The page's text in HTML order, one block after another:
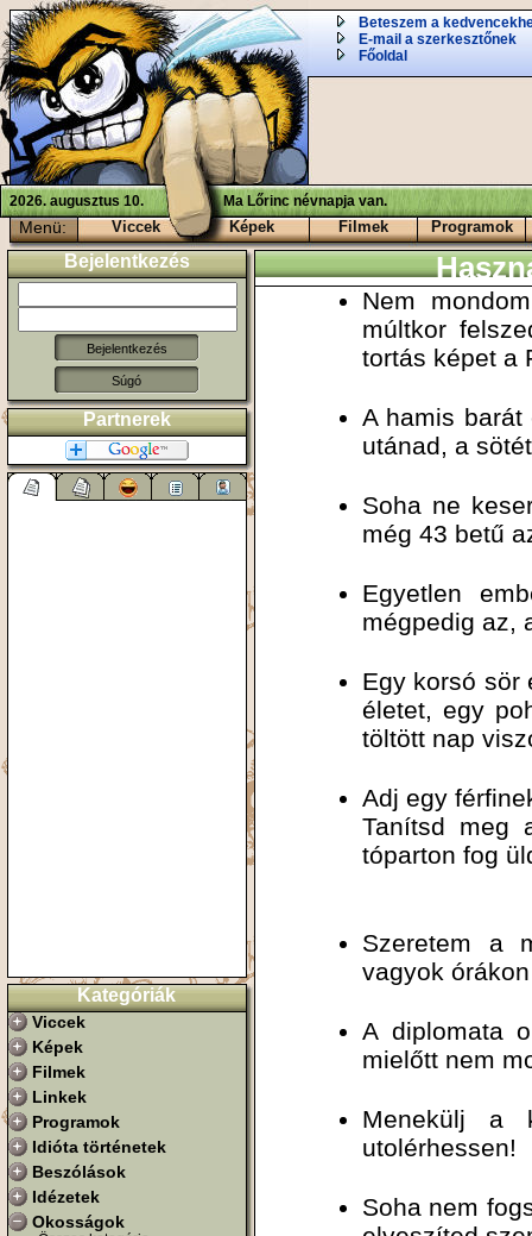
Beteszem a
E-mail a szerkesztőnek
Főoldal
2026. augusztus 10. Ma Lőrinc névnapja van.
Menü: Viccek Képek Filmek Programok
Bejelentkezés
Súgó
Partnerek
Kategóriák
Viccek
Képek
Filmek
Linkek
Programok
Idióta történetek
Beszólások
Idézetek
Okosságok
Nem
múltkor
tortás képet a
A hamis
utánad, a
Soha ne
még 43 betű
Egyetlen
mégpedig az,
Egy korsó sör
életet, egy
töltött nap
Adj egy
Tanítsd meg
tóparton fog
Szeretem a
vagyok
A diplomata
mielőtt nem
Menekülj a
utolérhessen!
Soha nem